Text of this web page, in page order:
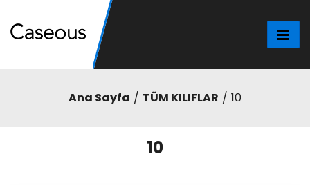
Ana Sayfa TÜM KILIFLAR 10
10